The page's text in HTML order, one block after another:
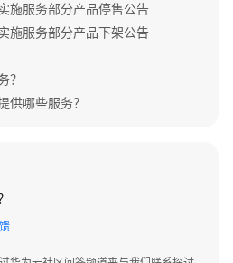
施服务部分产品停售公告
施服务部分产品下架公告
？
供哪些服务？